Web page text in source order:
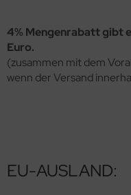
4% Mengenrabatt gibt
Euro.
(zusammen mit dem
wenn der Versand
EU-AUSLAND: